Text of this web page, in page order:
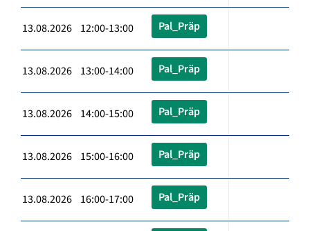
13.08.2026 12:00-13:00 Pal_Präp
13.08.2026 13:00-14:00 Pal_Präp
13.08.2026 14:00-15:00 Pal_Präp
13.08.2026 15:00-16:00 Pal_Präp
13.08.2026 16:00-17:00 Pal_Präp